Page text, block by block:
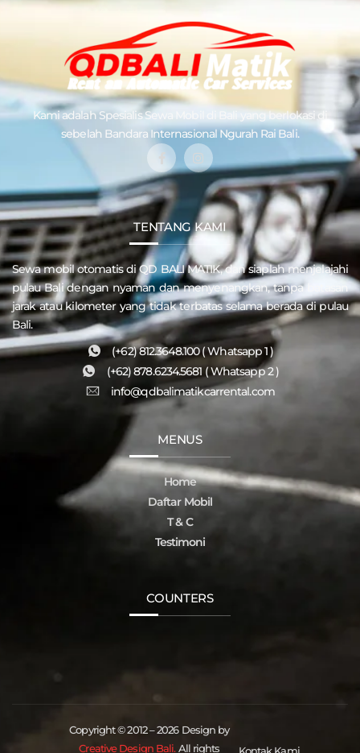
Kami adalah SpesialisSewa Mobil di Bali
yang berlokasi di
sebelah Bandara Internasional Ngurah Rai Bali.
TENTANG KAMI
Sewa mobil otomatis di QD BALI MATIK, dan siaplah menjelajahi
pulauBalidengan nyaman dan menyenangkan, tanpa batasan
jarak atau kilometer yang tidak terbatas selama berada di pulau
Bali.
(+62) 812.3648.100 ( Whatsapp 1 )
(+62) 878.6234.5681 ( Whatsapp 2 )
info@qdbalimatikcarrental.com
MENUS
Home
Daftar Mobil
T & C
Testimoni
COUNTERS
Copyright © 2012 – 2026 Design by
Creative Design Bali.All rights Kontak Kami